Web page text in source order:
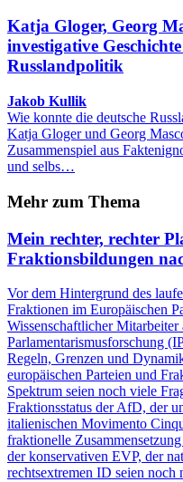
Katja Gloger, Georg
investigative
Russlandpolitik
Jakob Kullik
Wie konnte die deutsche
Katja Gloger und Georg
Zusammenspiel aus
und selbs…
Mehr zum Thema
Mein rechter, rechter
Fraktionsbildungen
Vor dem Hintergrund des
Fraktionen im Europäischen
Wissenschaftlicher
Parlamentarismusforschung
Regeln, Grenzen und
europäischen Parteien und
Spektrum seien noch viele
Fraktionsstatus der AfD, der
italienischen Movimento
fraktionelle
der konservativen EVP, der
rechtsextremen ID seien noch